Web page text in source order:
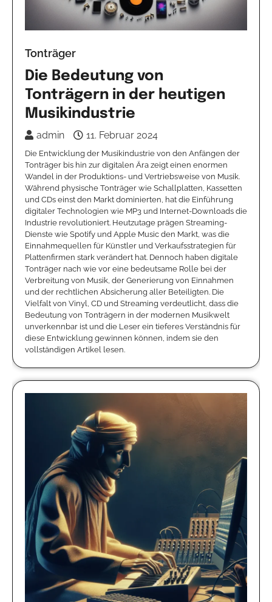
Tonträger
Die Bedeutung von
Tonträgern in der heutigen
Musikindustrie
admin 11. Februar 2024
Die Entwicklung der Musikindustrie von den Anfängen der
Tonträger bis hin zur digitalen Ära zeigt einen enormen
Wandel in der Produktions- und Vertriebsweise von Musik.
Während physische Tonträger wie Schallplatten, Kassetten
und CDs einst den Markt dominierten, hat die Einführung
digitaler Technologien wie MP3 und Internet-Downloads die
Industrie revolutioniert. Heutzutage prägen Streaming-
Dienste wie Spotify und Apple Music den Markt, was die
Einnahmequellen für Künstler und Verkaufsstrategien für
Plattenfirmen stark verändert hat. Dennoch haben digitale
Tonträger nach wie vor eine bedeutsame Rolle bei der
Verbreitung von Musik, der Generierung von Einnahmen
und der rechtlichen Absicherung aller Beteiligten. Die
Vielfalt von Vinyl, CD und Streaming verdeutlicht, dass die
Bedeutung von Tonträgern in der modernen Musikwelt
unverkennbar ist und die Leser ein tieferes Verständnis für
diese Entwicklung gewinnen können, indem sie den
vollständigen Artikel lesen.